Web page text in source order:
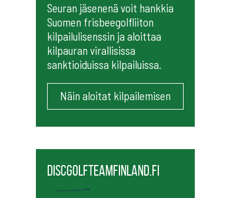
Seuran jäsenenä voit hankkia
Suomen frisbeegolfliiton
kilpailulisenssin ja aloittaa
kilpauran virallisissa
sanktioiduissa kilpailuissa.
Näin aloitat kilpailemisen
Discgolfteamfinland.fi